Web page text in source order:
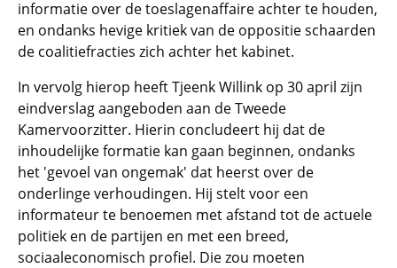
informatie over de toeslagenaffaire achter te houden,
en ondanks hevige kritiek van de oppositie schaarden
de coalitiefracties zich achter het kabinet.
In vervolg hierop heeft Tjeenk Willink op 30 april zijn
eindverslag aangeboden aan de Tweede
Kamervoorzitter. Hierin concludeert hij dat de
inhoudelijke formatie kan gaan beginnen, ondanks
het 'gevoel van ongemak' dat heerst over de
onderlinge verhoudingen. Hij stelt voor een
informateur te benoemen met afstand tot de actuele
politiek en de partijen en met een breed,
sociaaleconomisch profiel. Die zou moeten